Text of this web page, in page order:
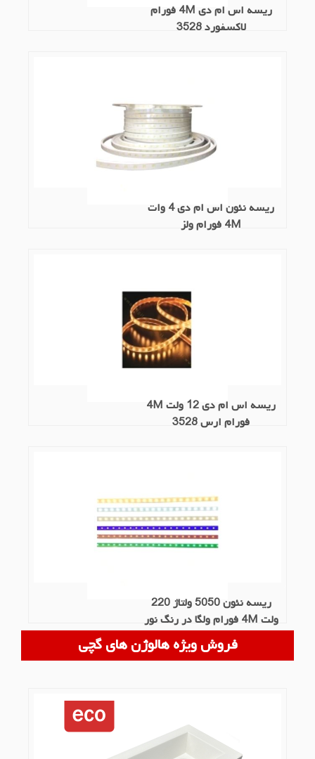
ریسه اس ام دی 4M فورام
لاکسفورد 3528
ریسه نئون اس ام دی 4 وات
4M فورام ولز
ریسه اس ام دی 12 ولت 4M
فورام ارس 3528
ریسه نئون 5050 ولتاژ 220
ولت 4M فورام ولگا در رنگ نور
های مختلف
فروش ویژه هالوژن های گچی